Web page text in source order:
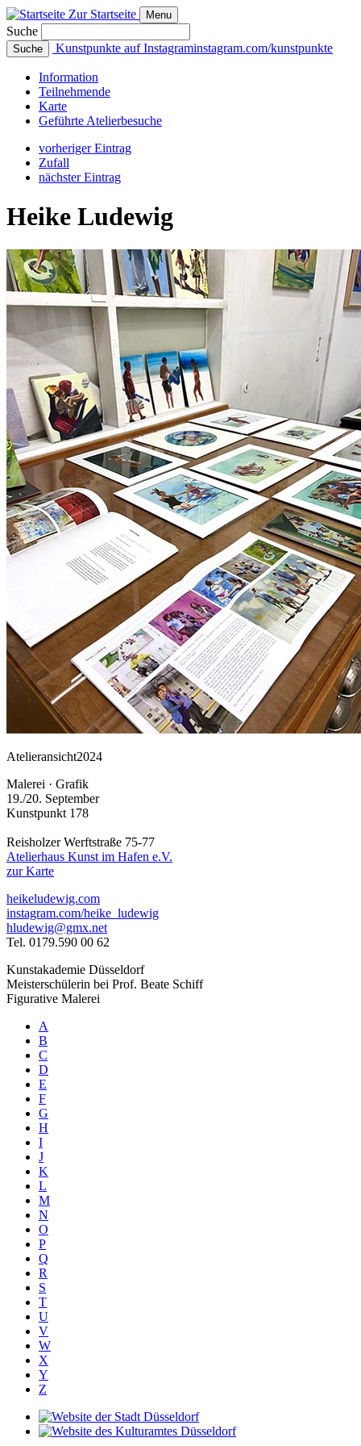
Zur Startseite Menu
Suche
Suche Kunstpunkte auf Instagraminstagram.com/kunstpunkte
Information
Teilnehmende
Karte
Geführte Atelierbesuche
vorheriger Eintrag
Zufall
nächster Eintrag
Heike Ludewig
Atelieransicht2024
Malerei · Grafik
19./20. September
Kunstpunkt 178
Reisholzer Werftstraße 75-77
Atelierhaus Kunst im Hafen e.V.
zur Karte
heikeludewig.com
instagram.com/heike_ludewig
hludewig@gmx.net
Tel. 0179.590 00 62
Kunstakademie Düsseldorf
Meisterschülerin bei Prof. Beate Schiff
Figurative Malerei
A
B
C
D
E
F
G
H
I
J
K
L
M
N
O
P
Q
R
S
T
U
V
W
X
Y
Z